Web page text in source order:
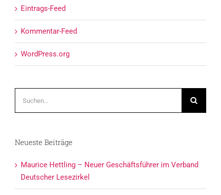
Eintrags-Feed
Kommentar-Feed
WordPress.org
nach:
Neueste Beiträge
Maurice Hettling – Neuer Geschäftsführer im Verband
Deutscher Lesezirkel